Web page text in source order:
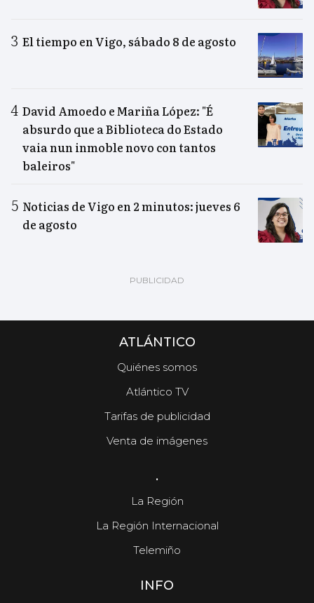
El tiempo en Vigo, sábado 8 de agosto
David Amoedo e Mariña López: "É
absurdo que a Biblioteca do Estado
vaia nun inmoble novo con tantos
baleiros"
Noticias de Vigo en 2 minutos: jueves 6
de agosto
ATLÁNTICO
Quiénes somos
Atlántico TV
Tarifas de publicidad
Venta de imágenes
.
La Región
La Región Internacional
Telemiño
INFO